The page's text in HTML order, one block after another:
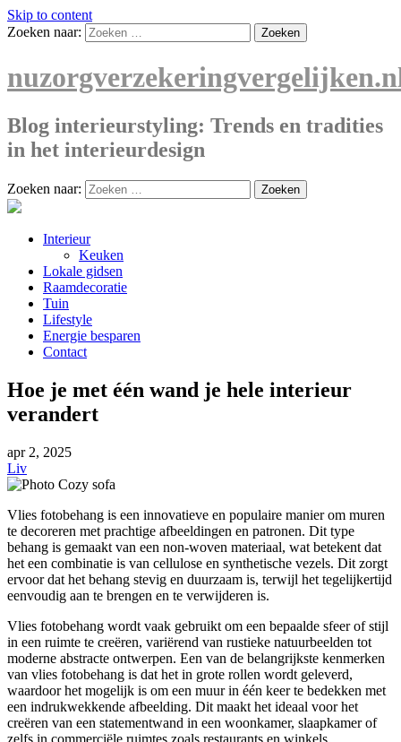
Skip to content
Zoeken naar:
Blog interieurstyling: Trends en tradities
in het interieurdesign
Zoeken naar:
Interieur
Keuken
Lokale gidsen
Raamdecoratie
Tuin
Lifestyle
Energie besparen
Contact
Hoe je met één wand je hele interieur
verandert
apr 2, 2025
Liv
Vlies fotobehang is een innovatieve en populaire manier om muren
te decoreren met prachtige afbeeldingen en patronen. Dit type
behang is gemaakt van een non-woven materiaal, wat betekent dat
het een combinatie is van cellulose en synthetische vezels. Dit zorgt
ervoor dat het behang stevig en duurzaam is, terwijl het tegelijkertijd
eenvoudig aan te brengen en te verwijderen is.
Vlies fotobehang wordt vaak gebruikt om een bepaalde sfeer of stijl
in een ruimte te creëren, variërend van rustieke natuurbeelden tot
moderne abstracte ontwerpen. Een van de belangrijkste kenmerken
van vlies fotobehang is dat het in grote rollen wordt geleverd,
waardoor het mogelijk is om een muur in één keer te bedekken met
een indrukwekkende afbeelding. Dit maakt het ideaal voor het
creëren van een statementwand in een woonkamer, slaapkamer of
zelfs in commerciële ruimtes zoals restaurants en winkels.